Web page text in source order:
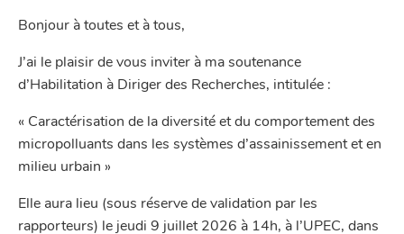
Bonjour à toutes et à tous,
J’ai le plaisir de vous inviter à ma soutenance
d’Habilitation à Diriger des Recherches, intitulée :
« Caractérisation de la diversité et du comportement des
micropolluants dans les systèmes d’assainissement et en
milieu urbain »
Elle aura lieu (sous réserve de validation par les
rapporteurs) le jeudi 9 juillet 2026 à 14h, à l’UPEC, dans